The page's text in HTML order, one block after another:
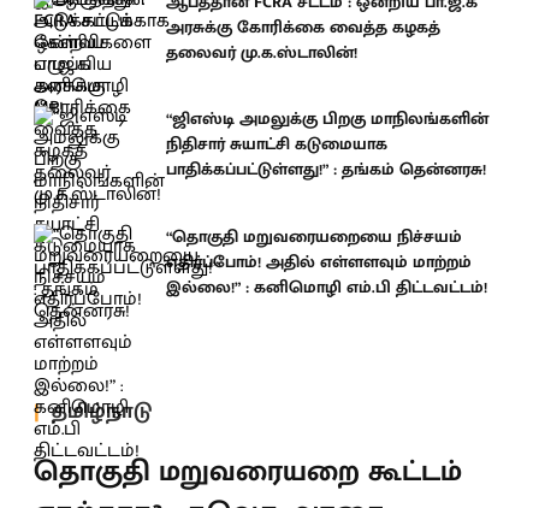
அரசுக்கு கோரிக்கை வைத்த கழகத்
தலைவர் மு.க.ஸ்டாலின்!
“ஜிஎஸ்டி அமலுக்கு பிறகு மாநிலங்களின்
நிதிசார் சுயாட்சி கடுமையாக
பாதிக்கப்பட்டுள்ளது!” : தங்கம் தென்னரசு!
“தொகுதி மறுவரையறையை நிச்சயம்
எதிர்ப்போம்! அதில் எள்ளளவும் மாற்றம்
இல்லை!” : கனிமொழி எம்.பி திட்டவட்டம்!
தமிழ்நாடு
தொகுதி மறுவரையறை கூட்டம்